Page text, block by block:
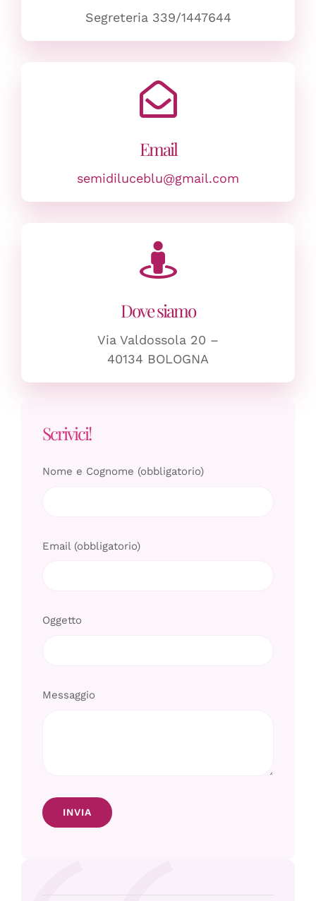
Segreteria 339/1447644
Email
semidiluceblu@gmail.com
Dove siamo
Via Valdossola 20 –
40134 BOLOGNA
Scrivici!
Nome e Cognome (obbligatorio)
Email (obbligatorio)
Oggetto
Messaggio
INVIA